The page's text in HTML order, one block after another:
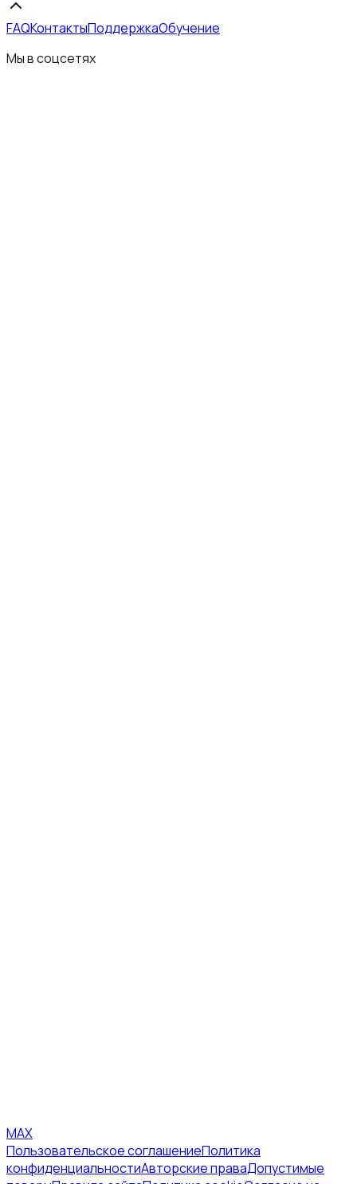
FAQКонтактыПоддержкаОбучение
Мы в соцсетях
MAX
Пользовательское соглашениеПолитика
конфиденциальностиАвторские праваДопустимые